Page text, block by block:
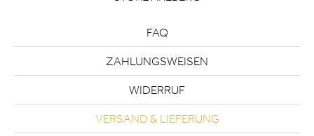
FAQ
ZAHLUNGSWEISEN
WIDERRUF
VERSAND & LIEFERUNG